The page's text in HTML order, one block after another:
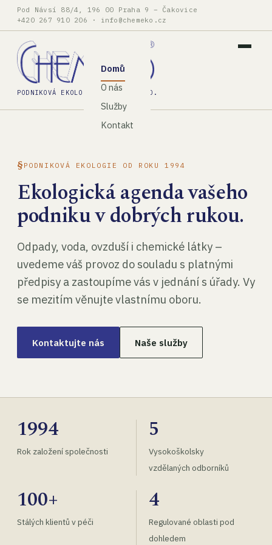
Pod Návsí 88/4, 196 00 Praha 9 – Čakovice
+420 267 910 206 · info@chemeko.cz
PODNIKOVÁ EKOLOGIE, SPOL. S R.O.
Domů
O nás
Služby
Kontakt
PODNIKOVÁ EKOLOGIE OD ROKU 1994
Ekologická agenda vašeho
podniku v dobrých rukou.
Odpady, voda, ovzduší i chemické látky –
uvedeme váš provoz do souladu s platnými
předpisy a zastoupíme vás v jednání s úřady. Vy
se mezitím věnujte vlastnímu oboru.
Kontaktujte nás Naše služby
1994
Rok založení společnosti
5
Vysokoškolsky
vzdělaných odborníků
100+
Stálých klientů v péči
4
Regulované oblasti pod
dohledem